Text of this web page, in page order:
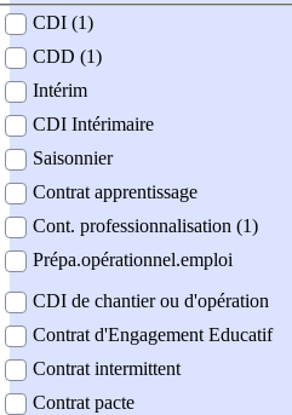
contrat
CDI (1)
CDD (1)
Intérim
CDI Intérimaire
Saisonnier
Contrat apprentissage
Cont. professionnalisation (1)
Prépa.opérationnel.emploi
CDI de chantier ou d'opération
Contrat d'Engagement Educatif
Contrat intermittent
Contrat pacte